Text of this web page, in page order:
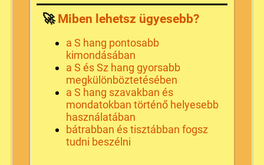
🚀 Miben lehetsz ügyesebb?
a S hang pontosabb
kimondásában
a S és Sz hang gyorsabb
megkülönböztetésében
a S hang szavakban és
mondatokban történő helyesebb
használatában
bátrabban és tisztábban fogsz
tudni beszélni